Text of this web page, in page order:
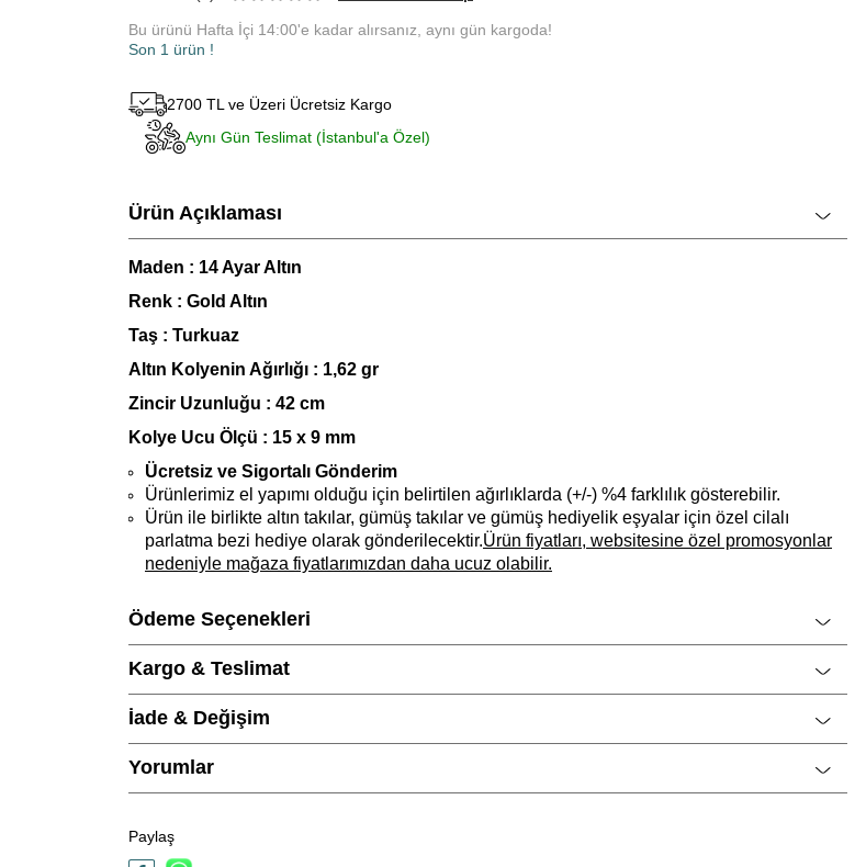
Bu ürünü Hafta İçi 14:00'e kadar alırsanız, aynı gün kargoda!
Son 1 ürün !
2700 TL ve Üzeri Ücretsiz Kargo
Aynı Gün Teslimat (İstanbul'a Özel)
Ürün Açıklaması
Maden : 14 Ayar Altın
Renk : Gold Altın
Taş : Turkuaz
Altın Kolyenin Ağırlığı : 1,62 gr
Zincir Uzunluğu : 42 cm
Kolye Ucu Ölçü : 15 x 9 mm
Ücretsiz ve Sigortalı Gönderim
Ürünlerimiz el yapımı olduğu için belirtilen ağırlıklarda (+/-) %4 farklılık gösterebilir.
Ürün ile birlikte altın takılar, gümüş takılar ve gümüş hediyelik eşyalar için özel cilalı
parlatma bezi hediye olarak gönderilecektir.Ürün fiyatları, websitesine özel promosyonlar
nedeniyle mağaza fiyatlarımızdan daha ucuz olabilir.
Ürün Açıklaması
Marka
Cinsiyet
Kategori
Ödeme Seçenekleri
Kargo & Teslimat
İade & Değişim
Yorumlar
Paylaş